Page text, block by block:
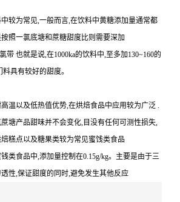
较为常见,一般而言,在饮料中黄糖添加量通常都
照一氯底塘和蔗糖甜度比则需要深加
带 也就是说,在1000ka的饮料中,至多加130~160的
具有较好的甜度。
温以及低热值优势,在烘焙食品中应用较为广泛 .
塘产品甜味并不会变化,目没有任何可测性损失,
糕点以及糖果类较为常见蜜饯类食品
类食品中,添加量控制在0.15g/kg。主要是由于三
性,保证甜度的同时,避免发生其他反应